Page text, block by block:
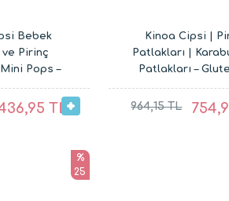
Bebek
Pirinç
Pops –
Çocuk
(20G ve
TL
Kinoa Cipsi |
Patlakları |
Patlakları –
Vegan
Atıştırmalıkları
Paket (4 x 20G
964,15 TL
%
25